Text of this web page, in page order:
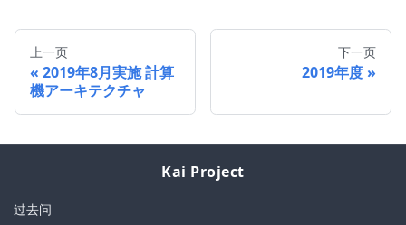
上一页
2019年8月実施 計算
機アーキテクチャ
下一页
2019年度
Kai Project
过去问